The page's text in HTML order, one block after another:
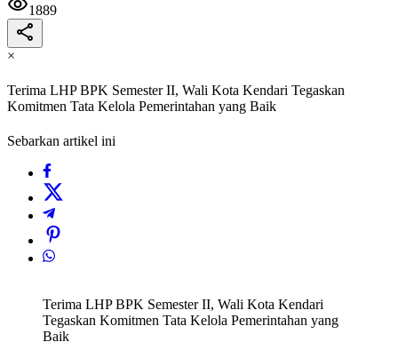
1889
×
Terima LHP BPK Semester II, Wali Kota Kendari Tegaskan
Komitmen Tata Kelola Pemerintahan yang Baik
Sebarkan artikel ini
Terima LHP BPK Semester II, Wali Kota Kendari
Tegaskan Komitmen Tata Kelola Pemerintahan yang
Baik